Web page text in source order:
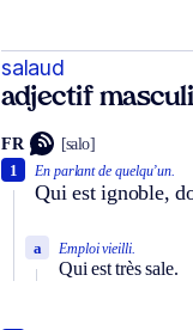
salaud
adjectif
FR [salo]
En parlant de quelqu’un.
Qui est ignoble,
1
Emploi vieilli.
Qui est très sale.
a